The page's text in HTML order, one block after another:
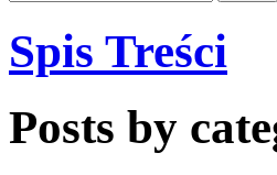
Spis Treści
Posts by